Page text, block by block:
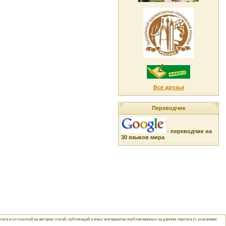
Все друзья
Переводчик
- переводчик на
30 языков мира
и со ссылкой на авторов статей, публикаций и иных материалов опубликованных на данном портале (с указанием